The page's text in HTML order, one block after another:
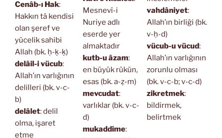
Cenâb-ı Hak:
Hakkın tâ kendisi
olan şeref ve
yücelik sahibi
Allah (bk. ḥ-ḳ-ḳ)
delâil-i vücub:
Allah’ın varlığının
delilleri (bk. v-c-
b)
delâlet: delil
olma, işaret
etme
Mesnevî-i
Nuriye adlı
eserde yer
almaktadır
kutb-u âzam:
en büyük rükün,
esas (bk. a-ẓ-m)
mevcudat:
varlıklar (bk. v-c-
d)
mukaddime:
vahdâniyet:
Allah’ın birliği (bk.
v-ḥ-d)
vücub-u vücud:
Allah’ın varlığının
zorunlu olması
(bk. v-c-b; v-c-d)
zikretmek:
bildirmek,
belirtmek